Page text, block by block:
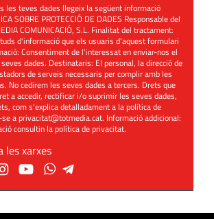
les teves dades llegeix la següent informació
SOBRE PROTECCIÓ DE DADES Responsable del
COMUNICACIÓ, S.L. Finalitat del tractament:
d'informació que els usuaris d'aquest formulari
Consentiment de l'interessat en enviar-nos el
dades. Destinataris: El personal, la direcció de
de serveis necessaris per complir amb les
No cedirem les seves dades a tercers. Drets que
a accedir, rectificar i/o suprimir les seves dades,
com s'explica detalladament a la política de
aprivacitat@totmedia.cat. Informació addicional:
consultin lapolítica de privacitat.
les xarxes